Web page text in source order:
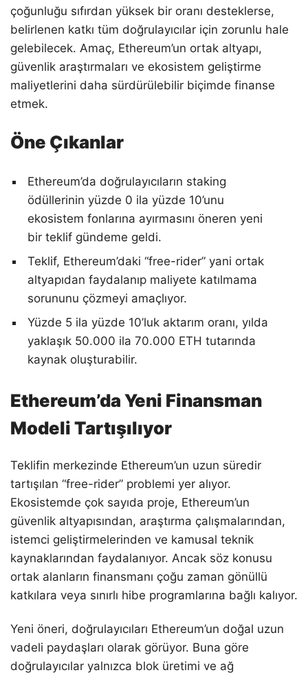
çoğunluğu sıfırdan yüksek bir oranı desteklerse,
belirlenen katkı tüm doğrulayıcılar için zorunlu hale
gelebilecek. Amaç, Ethereum’un ortak altyapı,
güvenlik araştırmaları ve ekosistem geliştirme
maliyetlerini daha sürdürülebilir biçimde finanse
etmek.
Öne Çıkanlar
Ethereum’da doğrulayıcıların staking
ödüllerinin yüzde 0 ila yüzde 10’unu
ekosistem fonlarına ayırmasını öneren yeni
bir teklif gündeme geldi.
Teklif, Ethereum’daki “free-rider” yani ortak
altyapıdan faydalanıp maliyete katılmama
sorununu çözmeyi amaçlıyor.
Yüzde 5 ila yüzde 10’luk aktarım oranı, yılda
yaklaşık 50.000 ila 70.000 ETH tutarında
kaynak oluşturabilir.
Ethereum’da Yeni Finansman
Modeli Tartışılıyor
Teklifin merkezinde Ethereum’un uzun süredir
tartışılan “free-rider” problemi yer alıyor.
Ekosistemde çok sayıda proje, Ethereum’un
güvenlik altyapısından, araştırma çalışmalarından,
istemci geliştirmelerinden ve kamusal teknik
kaynaklarından faydalanıyor. Ancak söz konusu
ortak alanların finansmanı çoğu zaman gönüllü
katkılara veya sınırlı hibe programlarına bağlı kalıyor.
Yeni öneri, doğrulayıcıları Ethereum’un doğal uzun
vadeli paydaşları olarak görüyor. Buna göre
doğrulayıcılar yalnızca blok üretimi ve ağ